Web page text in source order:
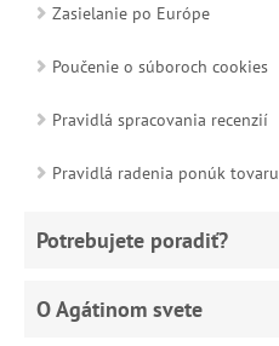
Zasielanie po Európe
Poučenie o súboroch cookies
Pravidlá spracovania recenzií
Pravidlá radenia ponúk tovaru
Potrebujete poradiť?
O Agátinom svete